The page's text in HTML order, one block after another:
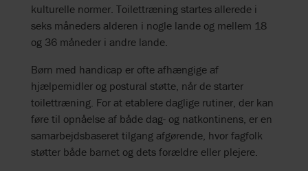
kulturelle normer. Toilettræning startes allerede i
seks måneders alderen i nogle lande og mellem 18
og 36 måneder i andre lande.
Børn med handicap er ofte afhængige af
hjælpemidler og postural støtte, når de starter
toilettræning. For at etablere daglige rutiner, der kan
føre til opnåelse af både dag- og natkontinens, er en
samarbejdsbaseret tilgang afgørende, hvor fagfolk
støtter både barnet og dets forældre eller plejere.